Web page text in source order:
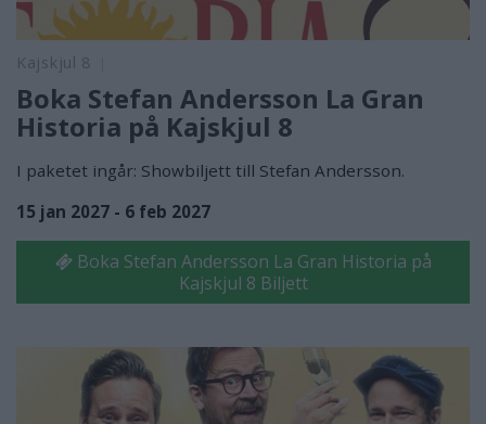
Kajskjul 8
Boka Stefan Andersson La Gran
Historia på Kajskjul 8
I paketet ingår: Showbiljett till Stefan Andersson.
15 jan 2027 - 6 feb 2027
Boka Stefan Andersson La Gran Historia på
Kajskjul 8 Biljett